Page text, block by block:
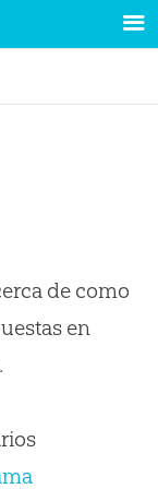
de como
en